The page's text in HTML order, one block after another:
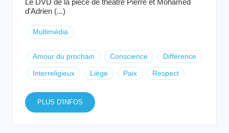
Le DVD de la pièce de théâtre Pierre et Mohamed
d'Adrien (...)
Multimédia
Amour du prochain Conscience Différence
Interreligieux Liège Paix Respect
PLUS D'INFOS